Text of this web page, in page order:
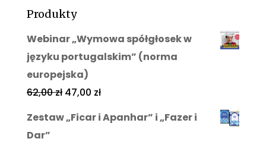
Produkty
Webinar „Wymowa spółgłosek w
języku portugalskim” (norma
europejska)
62,00zł 47,00 zł
Zestaw „Ficar i Apanhar” i „Fazer i
Dar”